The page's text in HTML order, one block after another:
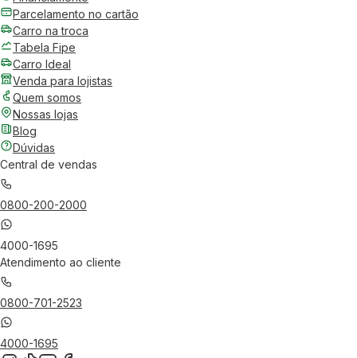
Parcelamento no cartão
Carro na troca
Tabela Fipe
Carro Ideal
Venda para lojistas
Quem somos
Nossas lojas
Blog
Dúvidas
Central de vendas
0800-200-2000
4000-1695
Atendimento ao cliente
0800-701-2523
4000-1695